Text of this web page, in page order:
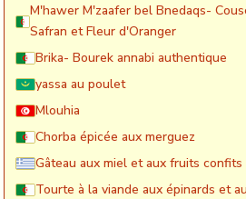
M'hawer M'zaafer bel Bnedaqs-
Safran et Fleur d'Oranger
Brika- Bourek annabi authentique
yassa au poulet
Mlouhia
Chorba épicée aux merguez
Gâteau aux miel et aux fruits confits
Tourte à la viande aux épinards et